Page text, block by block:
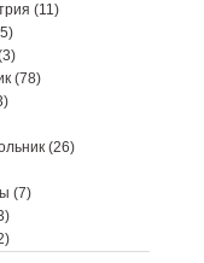
(11)
(78)
(26)
(7)